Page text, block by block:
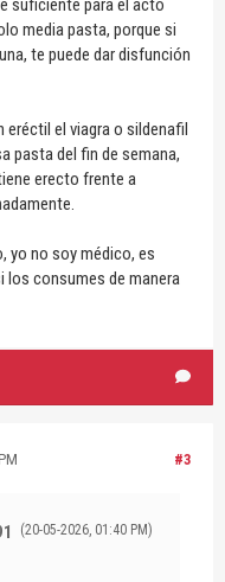
suficiente para el acto
media pasta, porque si
te puede dar disfunción
eréctil el viagra o sildenafil
pasta del fin de semana,
erecto frente a
yo no soy médico, es
los consumes de manera
#3
(20-05-2026, 01:40 PM)